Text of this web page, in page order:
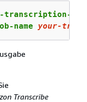
transcription-
name
your-
Transcribe